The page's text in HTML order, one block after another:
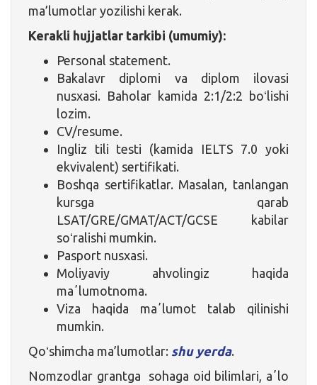
ma’lumotlar yozilishi kerak.
Kerakli hujjatlar tarkibi (umumiy):
Personal statement.
Bakalavr diplomi va diplom ilovasi
nusxasi. Baholar kamida 2:1/2:2 boʻlishi
lozim.
CV/resume.
Ingliz tili testi (kamida IELTS 7.0 yoki
ekvivalent) sertifikati.
Boshqa sertifikatlar. Masalan, tanlangan
kursga qarab
LSAT/GRE/GMAT/ACT/GCSE kabilar
soʻralishi mumkin.
Pasport nusxasi.
Moliyaviy ahvolingiz haqida
maʼlumotnoma.
Viza haqida maʼlumot talab qilinishi
mumkin.
Qoʻshimcha ma’lumotlar: shu yerda.
Nomzodlar grantga sohaga oid bilimlari, aʼlo